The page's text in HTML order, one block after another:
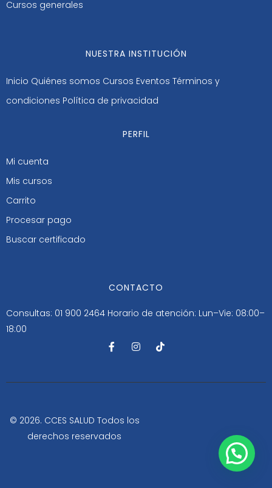
Cursos generales
NUESTRA INSTITUCIÓN
Inicio Quiénes somos Cursos Eventos Términos y
condiciones Política de privacidad
PERFIL
Mi cuenta
Mis cursos
Carrito
Procesar pago
Buscar certificado
CONTACTO
Consultas: 01 900 2464 Horario de atención: Lun–Vie: 08:00–
18:00
F
a
b
-
I
n
a
m
T
i
o
© 2026. CCES SALUD Todos los
derechos reservados